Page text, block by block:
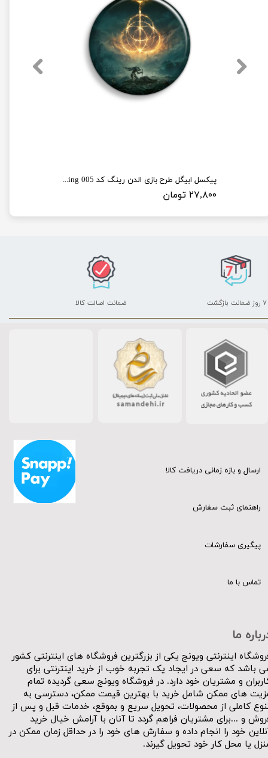
پیکسل ابیگل طرح بازی الدن رینگ کد elden ring 005
۲۷,۸۰۰ تومان
ما
اینترنتی ویونج یکی از بزرگترین فروشگاه های اینترنتی کشور
باشد که سعی در ایجاد یک تجربه خوب از خرید اینترنتی برای
و مشتریان خود دارد. در فروشگاه ویونج سعی گردیده تمام
های ممکن شامل خرید با بهترین قیمت ممکن، دسترسی به
کاملی از محصولات، تحویل سریع و بموقع، خدمات قبل و پس از
و ...برای مشتریان فراهم گردد تا آنان با آرامش خیال خرید
خود را انجام داده و سفارش های خود را در حداقل زمان ممکن در
یا محل کار خود تحویل گیرند.​​​​​​​
ارسال و بازه زمانی دریافت کالا
راهنمای ثبت سفارش
پیگیری سفارشات
تماس با ما
۷ روز ضمانت بازگشت ضمانت اصالت کالا